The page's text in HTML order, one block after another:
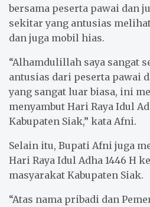
bersama peserta pawai dan
sekitar yang antusias
dan juga mobil hias.
“Alhamdulillah saya sangat
antusias dari peserta pawai
yang sangat luar biasa, ini
menyambut Hari Raya Idul
Kabupaten Siak,” kata Afni.
Selain itu, Bupati Afni juga
Hari Raya Idul Adha 1446 H
masyarakat Kabupaten Siak.
“Atas nama pribadi dan